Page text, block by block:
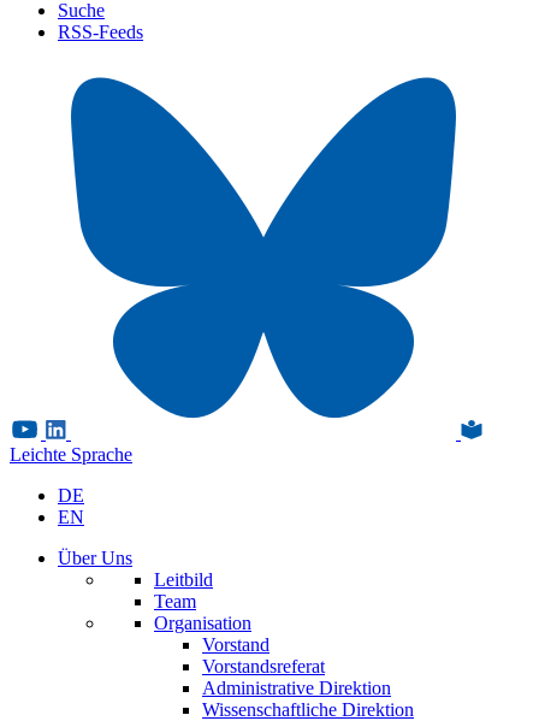
Suche
RSS-Feeds
Leichte Sprache
DE
EN
Über Uns
Leitbild
Team
Organisation
Vorstand
Vorstandsreferat
Administrative Direktion
Wissenschaftliche Direktion